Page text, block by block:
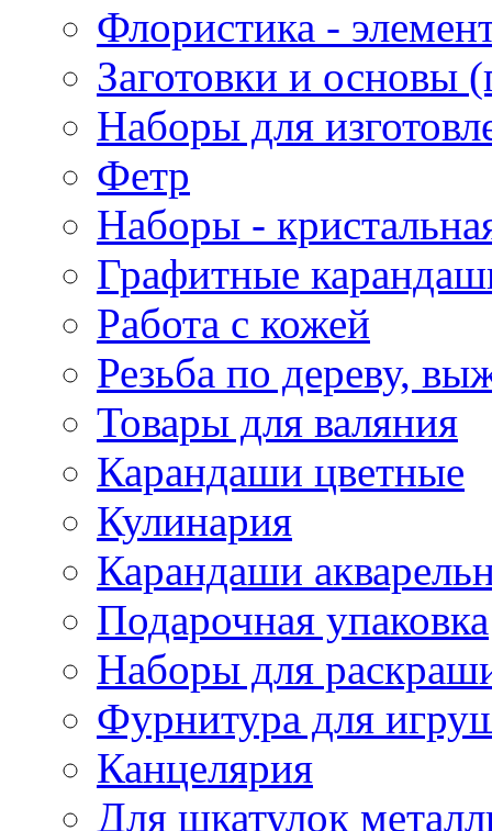
Флористика -
Заготовки и основы
Наборы для
Фетр
Наборы -
Графитные
Работа с кожей
Резьба по дереву,
Товары для валяния
Карандаши цветные
Кулинария
Карандаши
Подарочная упаковка
Наборы для
Фурнитура для
Канцелярия
Для шкатулок